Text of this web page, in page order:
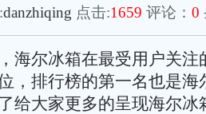
danzhiqing 点击:1659 评论： 0
海尔冰箱在最受用户关注
，排行榜的第一名也是海
给大家更多的呈现海尔冰